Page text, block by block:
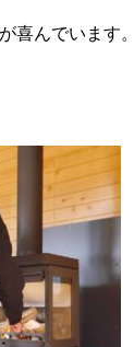
喜んでいます。